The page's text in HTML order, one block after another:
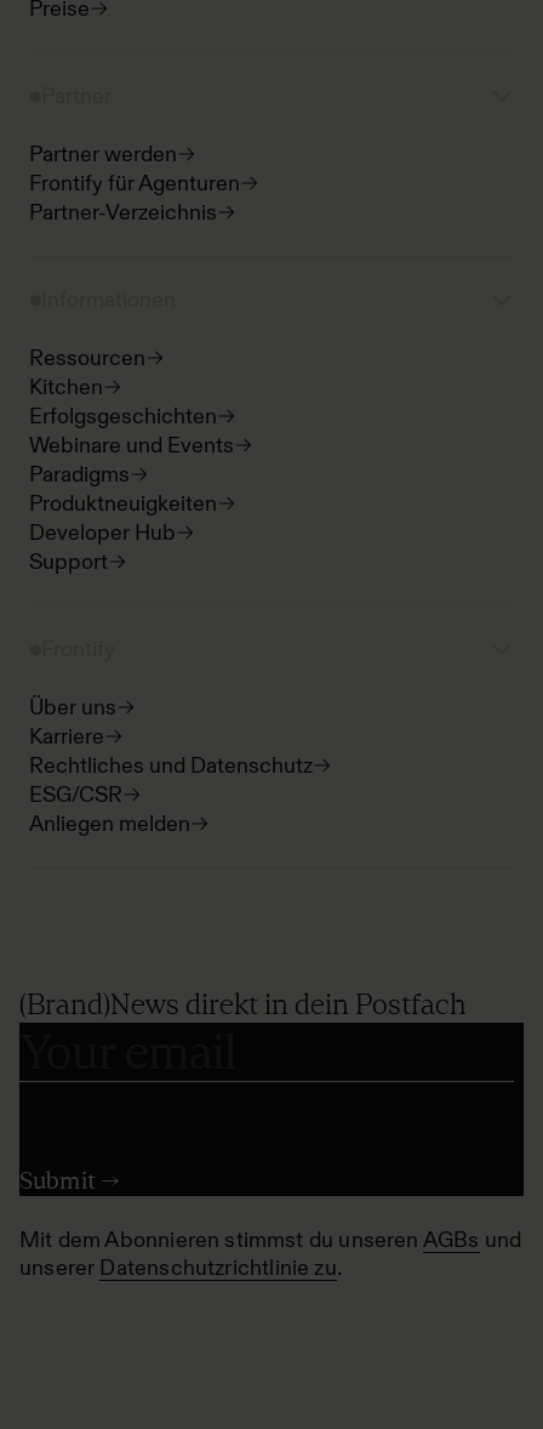
Preise
Partner werden
Frontify für Agenturen
Partner-Verzeichnis
Ressourcen
Kitchen
Erfolgsgeschichten
Webinare und Events
Paradigms
Produktneuigkeiten
Developer Hub
Support
Über uns
Karriere
Rechtliches und Datenschutz
ESG/CSR
Anliegen melden
(Brand)News direkt in dein Postfach
Mit dem Abonnieren stimmst du unseren AGBs und
unserer Datenschutzrichtlinie zu.